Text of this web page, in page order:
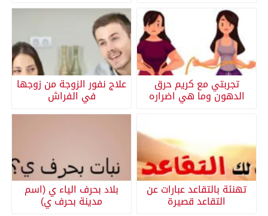
تجربتي مع كريم حرق
الدهون وما هي اضراره
علاج نفور الزوجة من زوجها
في الفراش
تهنئة بالتقاعد عبارات عن
التقاعد قصيرة
بلاد بحرف الياء ي (اسم
مدينة بحرف ي)